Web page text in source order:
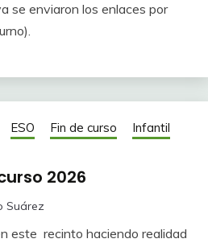
se enviaron los enlaces por
ESO Fin de curso
Infantil
2026
Suárez
este recinto haciendo realidad